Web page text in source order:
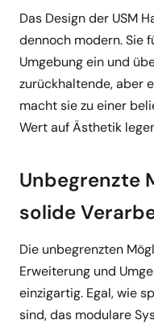
Das Design der USM
dennoch modern. Sie
Umgebung ein und
zurückhaltende, aber
macht sie zu einer
Wert auf Ästhetik
Unbegrenzte
solide
Die unbegrenzten
Erweiterung und
einzigartig. Egal, wie
sind, das modulare